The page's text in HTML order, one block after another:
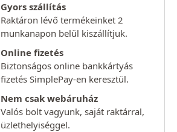
Gyors szállítás
Raktáron lévő termékeinket 2
munkanapon belül kiszállítjuk.
Online fizetés
Biztonságos online bankkártyás
fizetés SimplePay-en keresztül.
Nem csak webáruház
Valós bolt vagyunk, saját raktárral,
üzlethelyiséggel.